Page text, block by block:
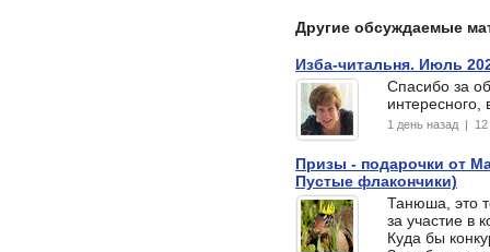
Другие обсуждаемые
Изба-читальня. Июль
Спасибо за
интересного,
1 день назад |
Призы - подарочки от
Пустые флакончики)
Танюша, это
за участие в
Куда бы